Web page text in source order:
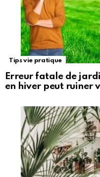
Tips vie pratique
Erreur fatale de
en hiver peut ruiner